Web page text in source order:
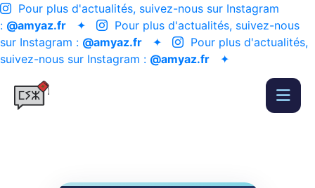
Pour plus d'actualités, suivez-nous sur Instagram
: @amyaz.fr ✦
Pour plus d'actualités, suivez-nous
sur Instagram : @amyaz.fr ✦
Pour plus d'actualités,
suivez-nous sur Instagram : @amyaz.fr ✦